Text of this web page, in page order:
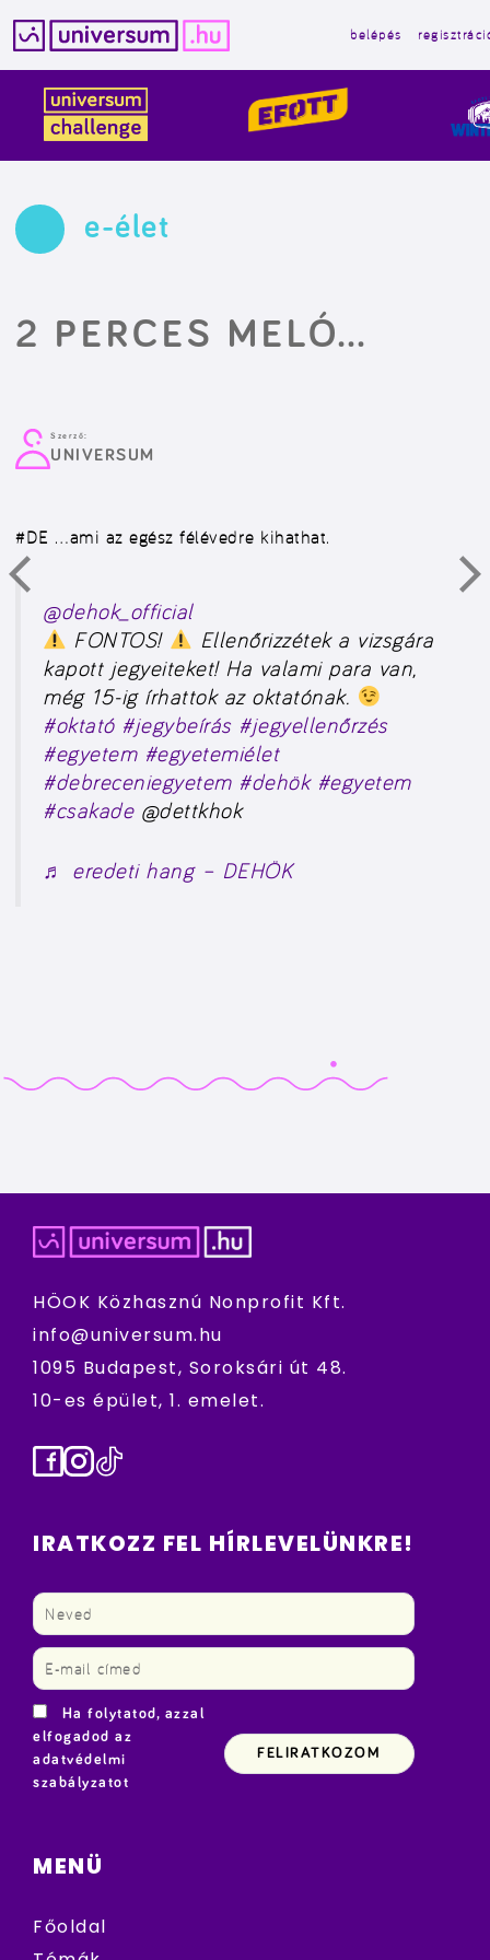
tartalomba
belépés
e-élet
2 PERCES MELÓ…
Szerző:
UNIVERSUM
#DE …ami az egész félévedre kihathat.
@dehok_official
FONTOS!
Ellenőrizzétek a vizsgára
kapott jegyeiteket! Ha valami para van,
még 15-ig írhattok az oktatónak.
#oktató #jegybeírás #jegyellenőrzés
#egyetem #egyetemiélet
#debreceniegyetem #dehök #egyetem
#csakade@dettkhok
♬ eredeti hang – DEHÖK
HÖOK Közhasznú Nonprofit Kft.
info@universum.hu
1095 Budapest, Soroksári út 48.
10-es épület, 1. emelet.
Facebook
Instagram
TikTok
IRATKOZZ FEL HÍRLEVELÜNKRE!
Ha folytatod, azzal
elfogadod az
adatvédelmi
szabályzatot
MENÜ
Főoldal